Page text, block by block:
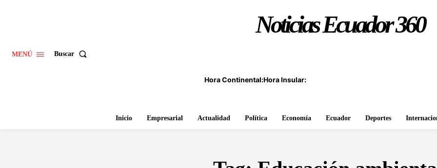
MENÚ Buscar
Noticias Ecuador 360
Hora Continental:Hora Insular:
Inicio Empresarial Actualidad Política Economía Ecuador Deportes